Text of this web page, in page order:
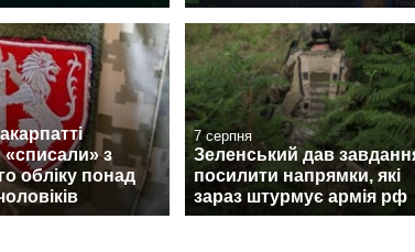
«списали» з
обліку понад
7 серпня
Зеленський дав
посилити напрямки, які
зараз штурмує армія рф